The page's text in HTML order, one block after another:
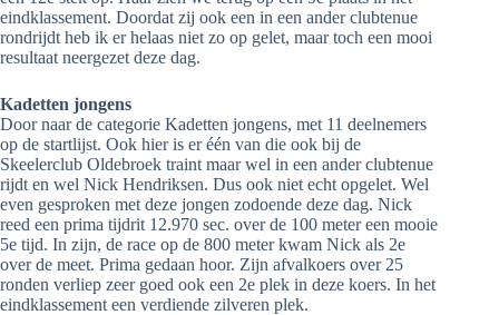
eindklassement. Doordat zij ook een in een ander clubtenue
rondrijdt heb ik er helaas niet zo op gelet, maar toch een mooi
resultaat neergezet deze dag.
Kadetten jongens
Door naar de categorie Kadetten jongens, met 11 deelnemers
op de startlijst. Ook hier is er één van die ook bij de
Skeelerclub Oldebroek traint maar wel in een ander clubtenue
rijdt en wel Nick Hendriksen. Dus ook niet echt opgelet. Wel
even gesproken met deze jongen zodoende deze dag. Nick
reed een prima tijdrit 12.970 sec. over de 100 meter een mooie
5e tijd. In zijn, de race op de 800 meter kwam Nick als 2e
over de meet. Prima gedaan hoor. Zijn afvalkoers over 25
ronden verliep zeer goed ook een 2e plek in deze koers. In het
eindklassement een verdiende zilveren plek.